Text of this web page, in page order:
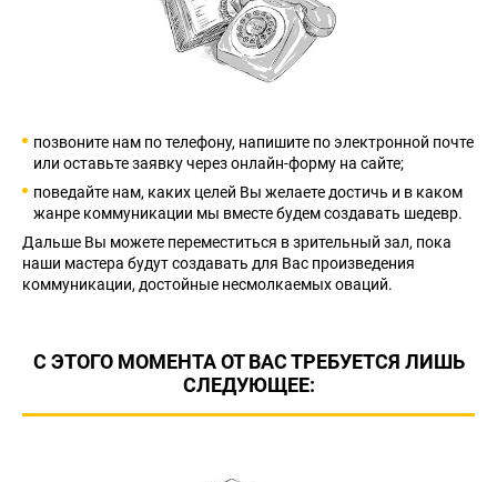
позвоните нам по телефону, напишите по электронной почте
или оставьте заявку через онлайн-форму на сайте;
поведайте нам, каких целей Вы желаете достичь и в каком
жанре коммуникации мы вместе будем создавать шедевр.
Дальше Вы можете переместиться в зрительный зал, пока
наши мастера будут создавать для Вас произведения
коммуникации, достойные несмолкаемых оваций.
С ЭТОГО МОМЕНТА ОТ ВАС ТРЕБУЕТСЯ ЛИШЬ
СЛЕДУЮЩЕЕ: